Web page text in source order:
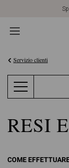
Servizio clienti
RESI
COME